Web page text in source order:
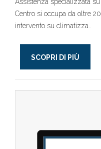
Centro si occupa da oltre
intervento su climatizza..
SCOPRI DI PIÙ